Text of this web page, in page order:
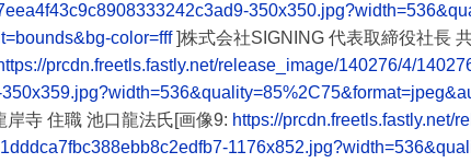
color=fff]株式会社SIGNING 代表取締役社長
prcdn.freetls.fastly.net/release_image/140276/4/
岸寺 住職 池口龍法氏[画像9: https://prcdn.freetls.fastly.net/